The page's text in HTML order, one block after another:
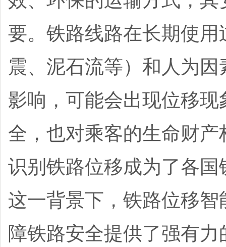
要。铁路线路在长期使
震、泥石流等）和人为
影响，可能会出现位移
全，也对乘客的生命财
识别铁路位移成为了各
这一背景下，铁路位移
障铁路安全提供了强有